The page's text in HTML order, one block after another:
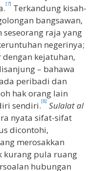
[7] Terkandung kisah-
bangsawan,
raja yang
negerinya;
kejatuhan,
– bahawa
peribadi dan
hak orang lain
sendiri.[8] Sulalat al
nyata sifat-sifat
dicontohi,
merosakkan
kurang pula ruang
hubungan